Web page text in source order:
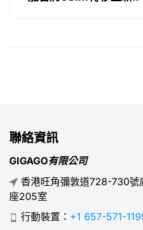
聯絡資訊
GIGAGO有限公司
香港旺角彌敦道728-730號
座205室
行動裝置： +1 657-571-